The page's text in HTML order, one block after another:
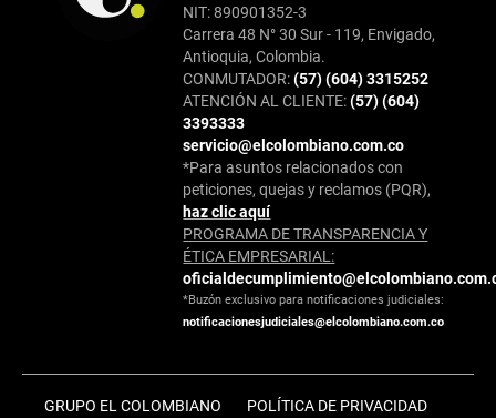
NIT: 890901352-3
Carrera 48 N° 30 Sur - 119, Envigado,
Antioquia, Colombia.
CONMUTADOR:(57) (604) 3315252
ATENCIÓN AL CLIENTE:(57) (604)
3393333
servicio@elcolombiano.com.co
*Para asuntos relacionados con
peticiones, quejas y reclamos (PQR),
haz clic aquí
PROGRAMA DE TRANSPARENCIA Y
ÉTICA EMPRESARIAL:
*Buzón exclusivo para notificaciones judiciales:
notificacionesjudiciales@elcolombiano.com.co
GRUPO EL COLOMBIANO POLÍTICA DE PRIVACIDAD